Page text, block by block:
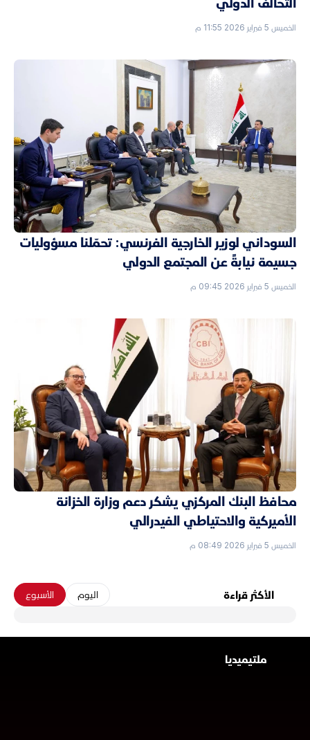
الخميس 5 فبراير 2026 11:55 م
السوداني لوزير الخارجية الفرنسي: تحمّلنا مسؤوليات
جسيمة نيابةً عن المجتمع الدولي
الخميس 5 فبراير 2026 09:45 م
محافظ البنك المركزي يشكر دعم وزارة الخزانة
الأميركية والاحتياطي الفيدرالي
الخميس 5 فبراير 2026 08:49 م
الأكثر قراءة الیوم الأسبوع
ملتیمیدیا